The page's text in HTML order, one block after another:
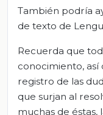
También podría
de texto de
Recuerda que
conocimiento,
registro de las
que surjan al
muchas de